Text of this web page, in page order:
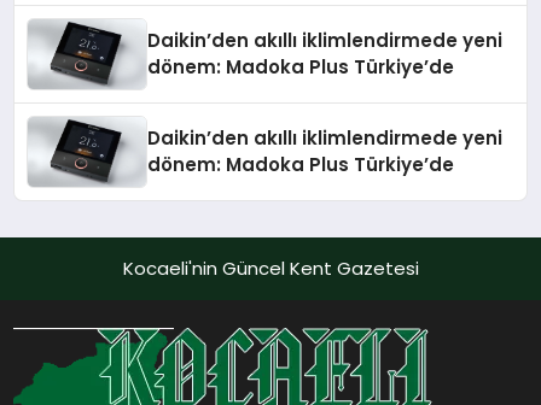
Daikin’den akıllı iklimlendirmede yeni
dönem: Madoka Plus Türkiye’de
Daikin’den akıllı iklimlendirmede yeni
dönem: Madoka Plus Türkiye’de
Kocaeli'nin Güncel Kent Gazetesi